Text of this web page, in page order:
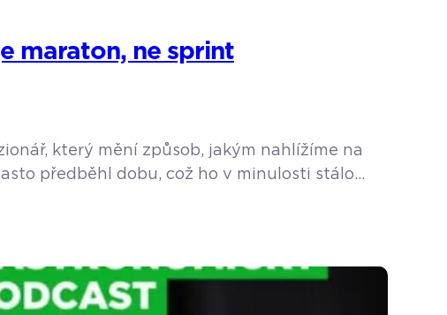
maraton, ne sprint
který mění způsob, jakým nahlížíme na
předběhl dobu, což ho v minulosti stálo